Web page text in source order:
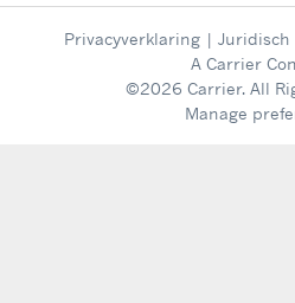
Privacyverklaring| Juridisch
A Carrier
©2026 Carrier. All
Manage